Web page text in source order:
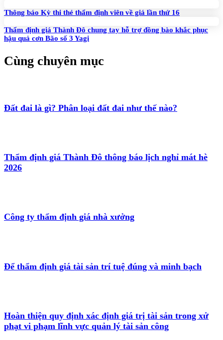
Thông báo Kỳ thi thẻ thẩm định viên về giá lần thứ 16
Thẩm định giá Thành Đô chung tay hỗ trợ đồng bào khắc phục
hậu quả cơn Bão số 3 Yagi
Cùng chuyên mục
Đất đai là gì? Phân loại đất đai như thế nào?
Thẩm định giá Thành Đô thông báo lịch nghỉ mát hè
2026
Công ty thẩm định giá nhà xưởng
Để thẩm định giá tài sản trí tuệ đúng và minh bạch
Hoàn thiện quy định xác định giá trị tài sản trong xử
phạt vi phạm lĩnh vực quản lý tài sản công